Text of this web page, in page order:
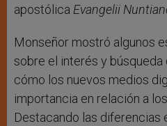
apostólica Evangelii
Monseñor mostró algunos
sobre el interés y
cómo los nuevos medios
importancia en relación a
Destacando las diferencias